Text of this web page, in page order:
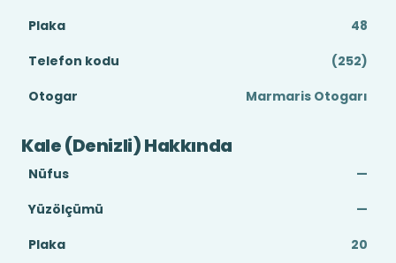
Plaka
48
Telefon kodu
(252)
Otogar
Marmaris Otogarı
Kale (Denizli) Hakkında
Nüfus
—
Yüzölçümü
—
Plaka
20